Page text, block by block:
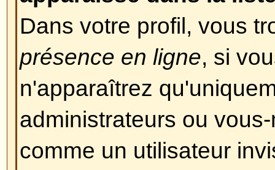
pas reçu, alors êtes-vous bien
que vous avez fournie lors de
valide ? L'une des raisons pour
est utilisée, c'est de réduire les
utilisateurs malintentionnés
anonymement. Si vous êtes sûr
que vous avez fournie est